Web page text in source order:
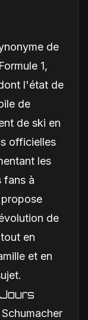
de
1,
l'état de
de
de ski en
officielles
les
fans à
de
en
et en